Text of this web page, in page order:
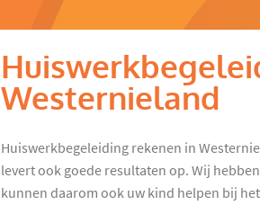
Westernieland
Huiswerkbegeleiding rekenen in
levert ook goede resultaten op. Wij
kunnen daarom ook uw kind helpen bij